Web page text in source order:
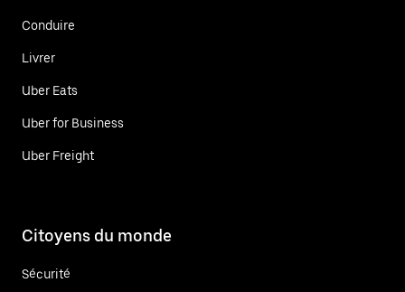
Conduire
Livrer
Uber Eats
Uber for Business
Uber Freight
Citoyens du monde
Sécurité